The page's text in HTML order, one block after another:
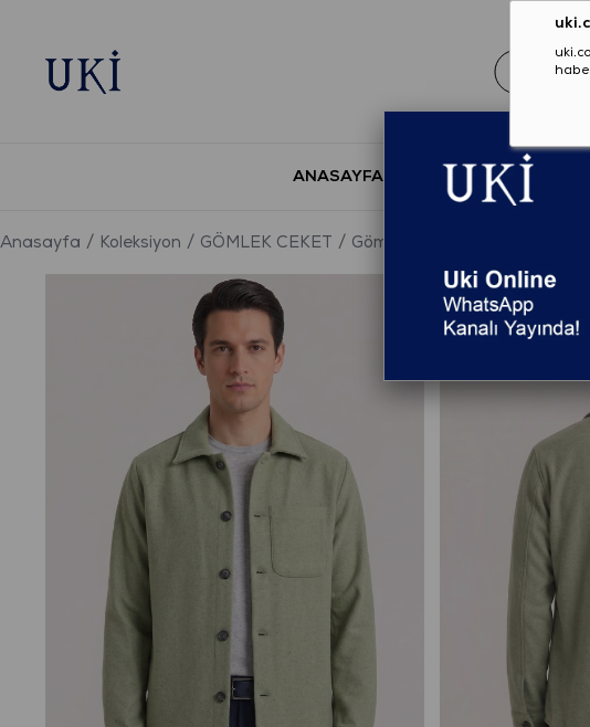
ANASAYFA YENİ SEZON
Anasayfa Koleksiyon GÖMLEK CEKET Gömlek Ceket